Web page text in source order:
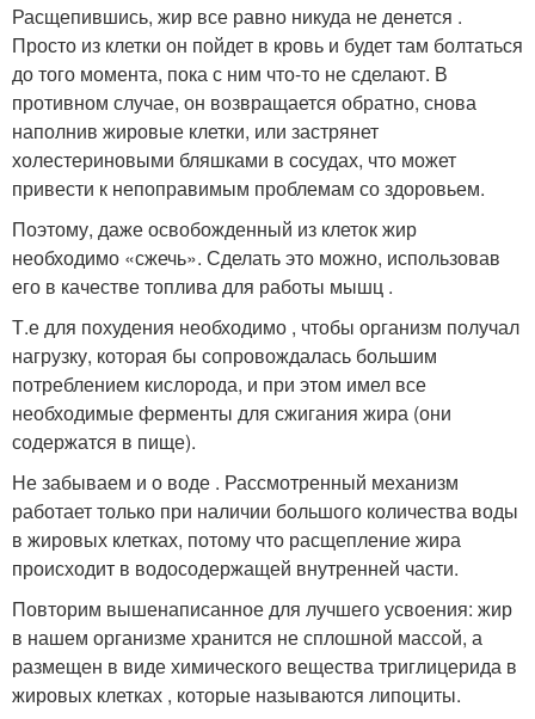
Расщепившись, жир все равно никуда не денется .
Просто из клетки он пойдет в кровь и будет там болтаться
до того момента, пока с ним что-то не сделают. В
противном случае, он возвращается обратно, снова
наполнив жировые клетки, или застрянет
холестериновыми бляшками в сосудах, что может
привести к непоправимым проблемам со здоровьем.
Поэтому, даже освобожденный из клеток жир
необходимо «сжечь». Сделать это можно, использовав
его в качестве топлива для работы мышц .
Т.е для похудения необходимо , чтобы организм получал
нагрузку, которая бы сопровождалась большим
потреблением кислорода, и при этом имел все
необходимые ферменты для сжигания жира (они
содержатся в пище).
Не забываем и о воде . Рассмотренный механизм
работает только при наличии большого количества воды
в жировых клетках, потому что расщепление жира
происходит в водосодержащей внутренней части.
Повторим вышенаписанное для лучшего усвоения: жир
в нашем организме хранится не сплошной массой, а
размещен в виде химического вещества триглицерида в
жировых клетках , которые называются липоциты.